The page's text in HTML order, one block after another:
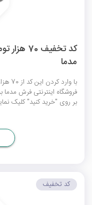
مدما
فروشگاه اینترنتی فرش
بر روی "خرید کنید" کلیک
کد تخفیف